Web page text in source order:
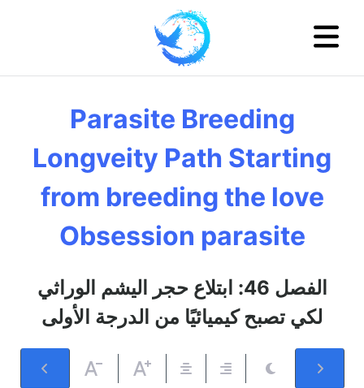
Parasite Breeding
Longveity Path Starting
from breeding the love
Obsession parasite
الفصل 46: ابتلاع حجر اليشم الوراثي
لكي تصبح كيميائيًا من الدرجة الأولى